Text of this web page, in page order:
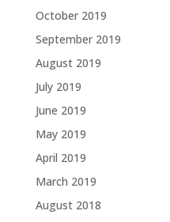
October 2019
September 2019
August 2019
July 2019
June 2019
May 2019
April 2019
March 2019
August 2018